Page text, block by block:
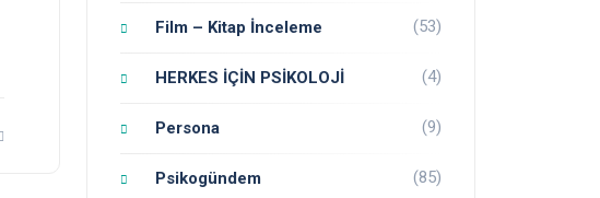
Film – Kitap İnceleme (53)
HERKES İÇİN PSİKOLOJİ (4)
Persona (9)
Psikogündem (85)